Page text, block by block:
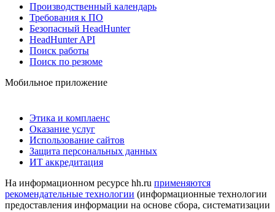
Производственный календарь
Требования к ПО
Безопасный HeadHunter
HeadHunter API
Поиск работы
Поиск по резюме
Мобильное приложение
Этика и комплаенс
Оказание услуг
Использование сайтов
Защита персональных данных
ИТ аккредитация
На информационном ресурсе hh.ru применяются
рекомендательные технологии (информационные технологии
предоставления информации на основе сбора, систематизации